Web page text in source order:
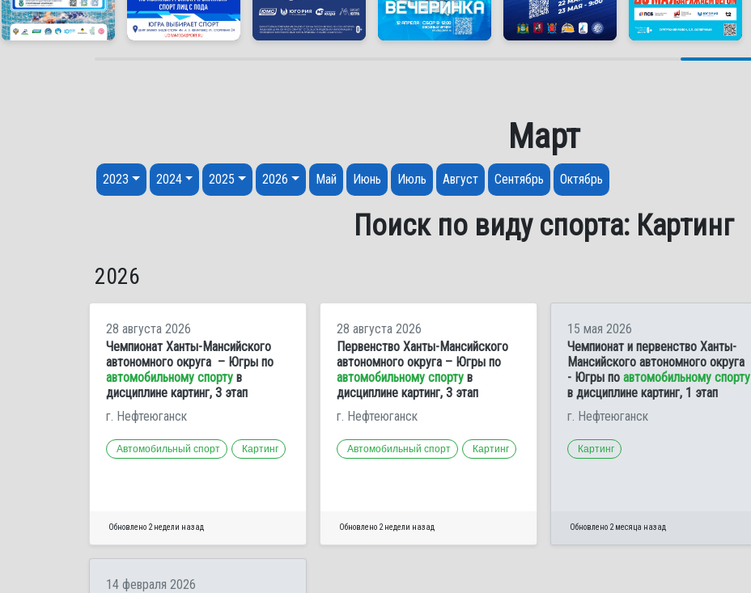
Март
Перейти к содержанию
2023 2024 2025 2026 Май Июнь Июль Август Сентябрь Октябрь
Поиск по виду спорта: Картинг
2026
28 августа 2026
Чемпионат Ханты-Мансийского
автономного округа – Югры по
автомобильному спорту в
дисциплине картинг, 3 этап
г. Нефтеюганск
Автомобильный спорт Картинг
Обновлено 2 недели назад
28 августа 2026
Первенство Ханты-Мансийского
автономного округа – Югры по
автомобильному спорту в
дисциплине картинг, 3 этап
г. Нефтеюганск
Автомобильный спорт Картинг
Обновлено 2 недели назад
15 мая 2026
Чемпионат и первенство Ханты-
Мансийского автономного округа
- Югры по автомобильному спорту
в дисциплине картинг, 1 этап
г. Нефтеюганск
Картинг
Обновлено 2 месяца назад
14 февраля 2026